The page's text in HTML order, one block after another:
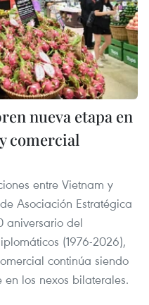
nueva etapa en
comercial
entre Vietnam y
Asociación Estratégica
aniversario del
(1976-2026),
continúa siendo
los nexos bilaterales.